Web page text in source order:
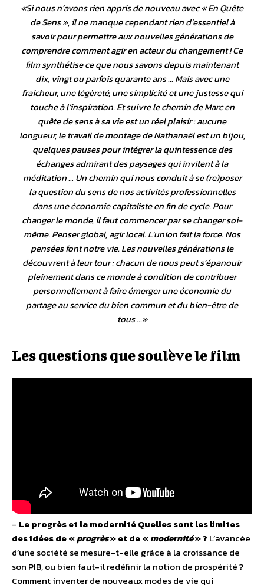
«Si nous n’avons rien appris de nouveau avec « En Quête
de Sens », il ne manque cependant rien d’essentiel à
savoir pour permettre aux nouvelles générations de
comprendre comment agir en acteur du changement ! Ce
film synthétise ce que nous savons depuis maintenant
dix, vingt ou parfois quarante ans … Mais avec une
fraicheur, une légèreté, une simplicité et une justesse qui
touche à l’inspiration. Et suivre le chemin de Marc en
quête de sens à sa vie est un réel plaisir : aucune
longueur, le travail de montage de Nathanaël est un bijou,
quelques pauses pour intégrer la quintessence des
échanges admirant des paysages qui invitent à la
méditation … Un chemin qui nous conduit à se (re)poser
la question du sens de nos activités professionnelles
dans une économie capitaliste en fin de cycle. Pour
changer le monde, il faut commencer par se changer soi-
même. Penser global, agir local. L’union fait la force. Nos
pensées font notre vie. Les nouvelles générations le
découvrent à leur tour : chacun de nous peut s’épanouir
pleinement dans ce monde à condition de contribuer
personnellement à faire émerger une économie du
partage au service du bien commun et du bien-être de
tous …»
Les questions que soulève le film
– Le progrès et la modernitéQuelles sont les limites
des idées de «progrès» et de «modernité» ? L’avancée
d’une société se mesure-t-elle grâce à la croissance de
son PIB, ou bien faut-il redéfinir la notion de prospérité ?
Comment inventer de nouveaux modes de vie qui